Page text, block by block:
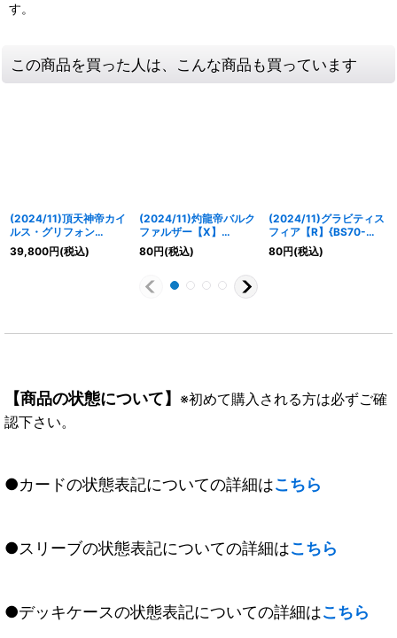
す。
この商品を買った人は、こんな商品も買っています
(2024/11)頂天神帝カイ
ルス・グリフォン
(WINNER)【X】{BS70-
X05}《黄》
39,800円(税込)
(2024/11)灼龍帝バルク
ファルザー【X】
{BS70-X01}《赤》
80円(税込)
(2024/11)グラビティス
フィア【R】{BS70-
086}《黄》
80円(税込)
【商品の状態について】 ※初めて購入される方は必ずご確
認下さい。
●カードの状態表記についての詳細はこちら
●スリーブの状態表記についての詳細はこちら
●デッキケースの状態表記についての詳細はこちら